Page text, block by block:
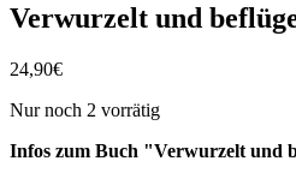
Verwurzelt und
24,90€
Nur noch 2 vorrätig
Infos zum Buch "Verwurzelt und